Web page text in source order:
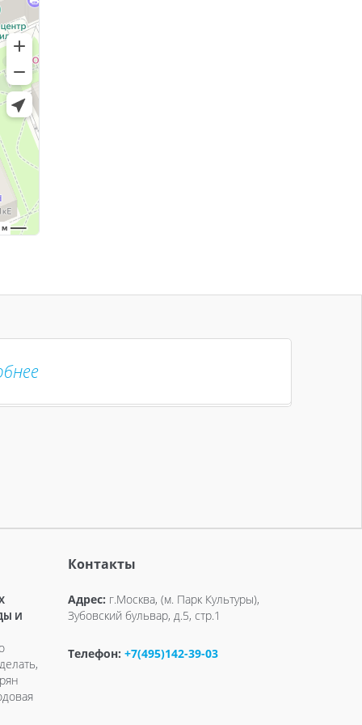
И
Контакты
Адрес: г.Москва, (м. Парк Культуры),
Зубовский бульвар, д.5, стр.1
Телефон: +7(495)142-39-03